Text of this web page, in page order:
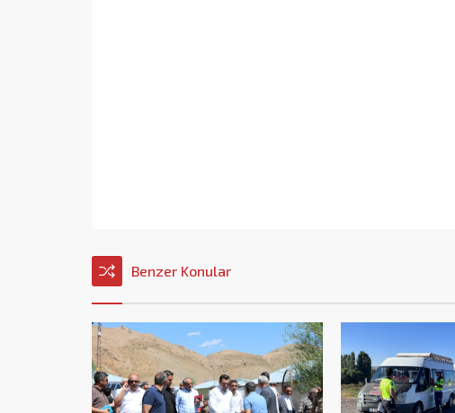
Benzer Konular